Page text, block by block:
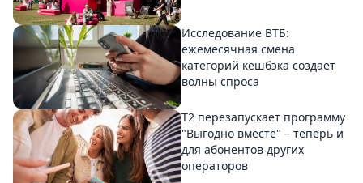
Исследование ВТБ:
ежемесячная смена
категорий кешбэка создает
волны спроса
Т2 перезапускает программу
"Выгодно вместе" – теперь и
для абонентов других
операторов